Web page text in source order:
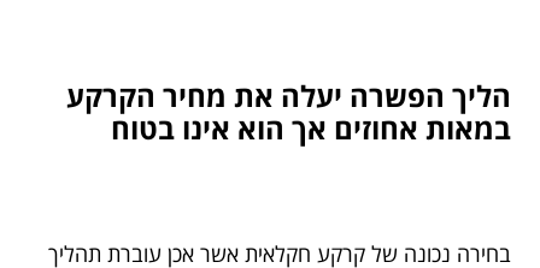
הליך הפשרה יעלה את מחיר הקרקע
במאות אחוזים אך הוא אינו בטוח
בחירה נכונה של קרקע חקלאית אשר אכן עוברת תהליך